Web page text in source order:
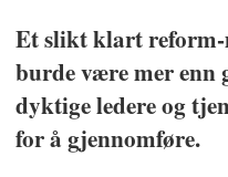
Et slikt klart
burde være mer enn
dyktige ledere og
for å gjennomføre.